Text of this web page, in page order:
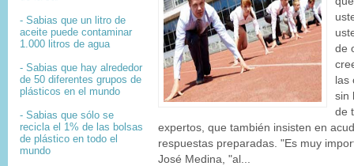
- Sabias que un litro de
aceite puede contaminar
1.000 litros de agua
- Sabias que hay alrededor
de 50 diferentes grupos de
plásticos en el mundo
- Sabias que sólo se
recicla el 1% de las bolsas
de plástico en todo el
mundo
de
las
sin
de
expertos, que también insisten en
respuestas preparadas. "Es muy
José Medina, "al...